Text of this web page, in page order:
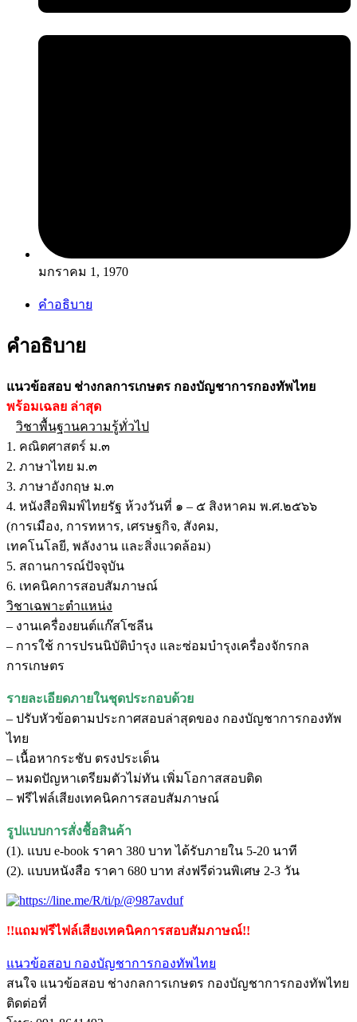
มกราคม 1, 1970
คำอธิบาย
คำอธิบาย
แนวข้อสอบ ช่างกลการเกษตร กองบัญชาการกองทัพไทย
พร้อมเฉลย ล่าสุด
วิชาพื้นฐานความรู้ทั่วไป
1. คณิตศาสตร์ ม.๓
2. ภาษาไทย ม.๓
3. ภาษาอังกฤษ ม.๓
4. หนังสือพิมพ์ไทยรัฐ ห้วงวันที่ ๑ – ๕ สิงหาคม พ.ศ.๒๕๖๖
(การเมือง, การทหาร, เศรษฐกิจ, สังคม,
เทคโนโลยี, พลังงาน และสิ่งแวดล้อม)
5. สถานการณ์ปัจจุบัน
6. เทคนิคการสอบสัมภาษณ์
วิชาเฉพาะตำแหน่ง
– งานเครื่องยนต์แก๊สโซลีน
– การใช้ การปรนนิบัติบำรุง และซ่อมบำรุงเครื่องจักรกล
การเกษตร
รายละเอียดภายในชุดประกอบด้วย
– ปรับหัวข้อตามประกาศสอบล่าสุดของ กองบัญชาการกองทัพ
ไทย
– เนื้อหากระชับ ตรงประเด็น
– หมดปัญหาเตรียมตัวไม่ทัน เพิ่มโอกาสสอบติด
– ฟรีไฟล์เสียงเทคนิคการสอบสัมภาษณ์
รูปแบบการสั่งชื้อสินค้า
(1). แบบ e-book ราคา 380 บาท ได้รับภายใน 5-20 นาที
(2). แบบหนังสือ ราคา 680 บาท ส่งฟรีด่วนพิเศษ 2-3 วัน
!!แถมฟรีไฟล์เสียงเทคนิคการสอบสัมภาษณ์!!
แนวข้อสอบ กองบัญชาการกองทัพไทย
สนใจ แนวข้อสอบ ช่างกลการเกษตร กองบัญชาการกองทัพไทย
ติดต่อที่